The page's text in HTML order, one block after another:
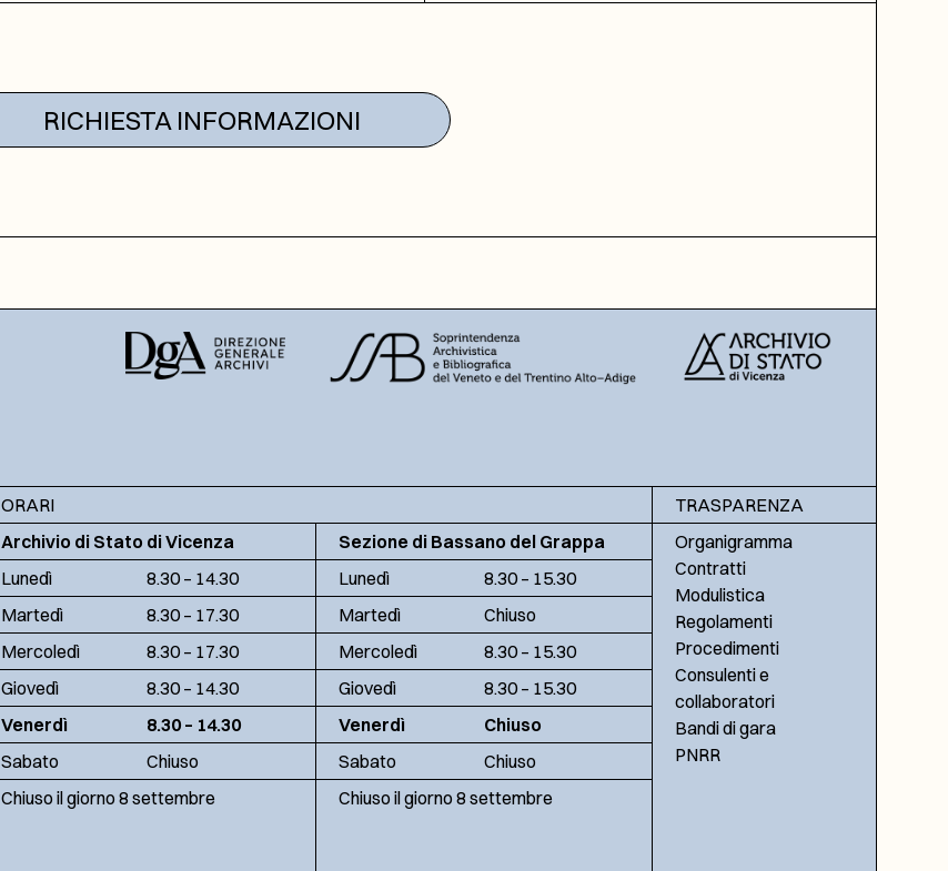
RICHIESTA INFORMAZIONI
ORARI
Archivio di Stato di Vicenza
Lunedì
8.30 – 14.30
Martedì
8.30 – 17.30
Mercoledì
8.30 – 17.30
Giovedì
8.30 – 14.30
Venerdì
8.30 – 14.30
Sabato
Chiuso
Chiuso il giorno 8 settembre
Sezione di Bassano del Grappa
Lunedì
8.30 – 15.30
Martedì
Chiuso
Mercoledì
8.30 – 15.30
Giovedì
8.30 – 15.30
Venerdì
Chiuso
Sabato
Chiuso
Chiuso il giorno 8 settembre
TRASPARENZA
Organigramma
Contratti
Modulistica
Regolamenti
Procedimenti
Consulenti e
collaboratori
Bandi di gara
PNRR